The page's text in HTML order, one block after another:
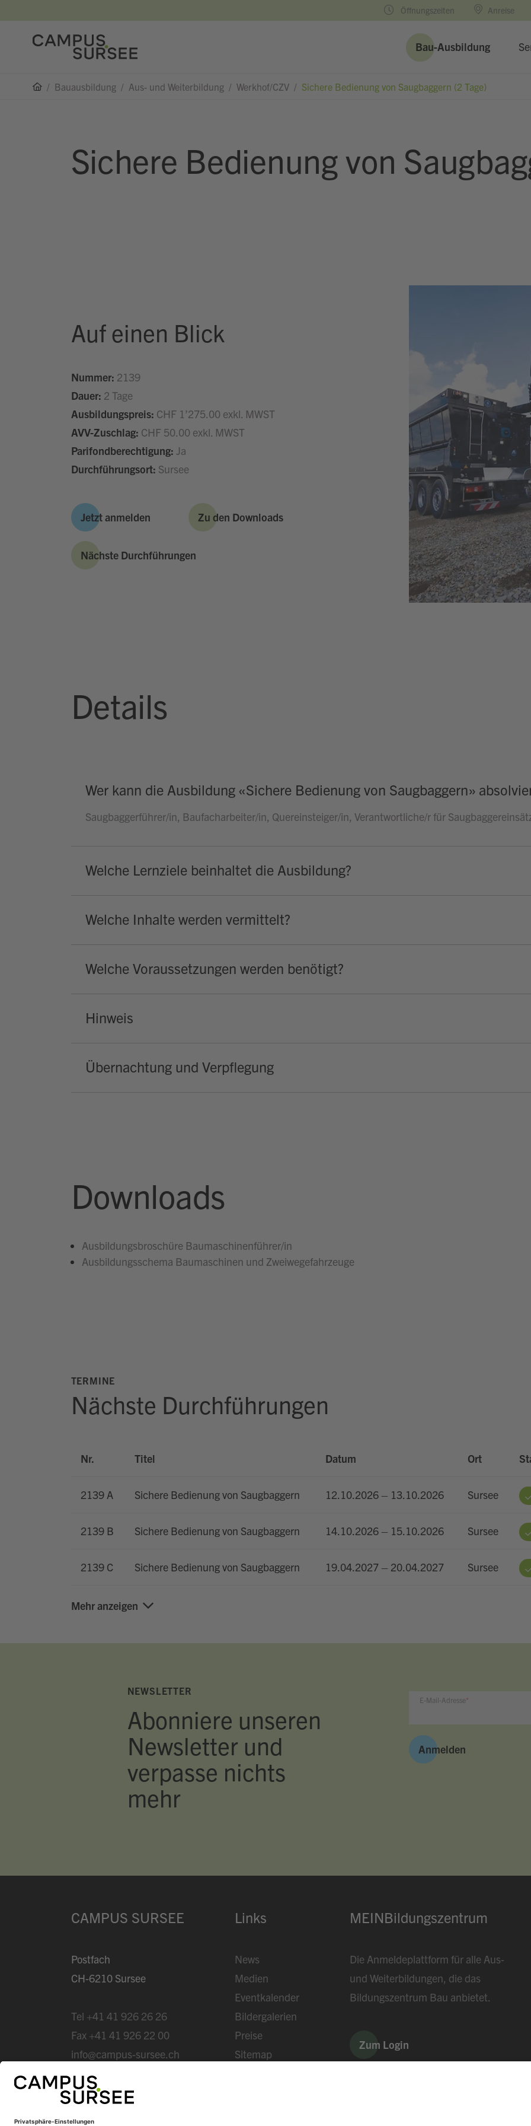
Öffnungszeiten Anreise
Bau-Ausbildung
/ Bauausbildung / Aus- und Weiterbildung / Werkhof/CZV / Sichere Bedienung von Saugbaggern (2 Tage)
Sichere Bedienung von
Auf einen Blick
Nummer: 2139
Dauer: 2 Tage
Ausbildungspreis: CHF 1’275.00 exkl. MWST
AVV-Zuschlag: CHF 50.00 exkl. MWST
Parifondberechtigung: Ja
Durchführungsort: Sursee
Jetzt anmelden Zu den Downloads
Nächste Durchführungen
Details
Wer kann die Ausbildung «Sichere Bedienung von Saugbaggern»
Saugbaggerführer/in, Baufacharbeiter/in, Quereinsteiger/in, Verantwortliche/r für
Welche Lernziele beinhaltet die Ausbildung?
Welche Inhalte werden vermittelt?
Welche Voraussetzungen werden benötigt?
Hinweis
Übernachtung und Verpflegung
Downloads
Ausbildungsbroschüre Baumaschinenführer/in
Ausbildungsschema Baumaschinen und Zweiwegefahrzeuge
TERMINE
Nächste Durchführungen
Nr. Titel Datum Ort
2139 A Sichere Bedienung von Saugbaggern 12.10.2026 – 13.10.2026 Sursee
2139 B Sichere Bedienung von Saugbaggern 14.10.2026 – 15.10.2026 Sursee
2139 C Sichere Bedienung von Saugbaggern 19.04.2027 – 20.04.2027 Sursee
Mehr anzeigen
NEWSLETTER
Abonniere unseren
Newsletter und
verpasse nichts
mehr
E-Mail-Adresse
Anmelden
CAMPUS SURSEE
Postfach
CH-6210 Sursee
Tel +41 41 926 26 26
Fax +41 41 926 22 00
info@campus-sursee.ch
Links
News
Medien
Eventkalender
Bildergalerien
Preise
Sitemap
MEINBildungszentrum
Die Anmeldeplattform für alle Aus-
und Weiterbildungen, die das
Bildungszentrum Bau anbietet.
Zum Login